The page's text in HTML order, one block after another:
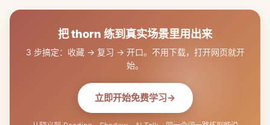
把 thorn 练到真实场景里用出来
3 步搞定：收藏 → 复习 → 开口。不用下载，打开网页就开
始。
立即开始免费学习